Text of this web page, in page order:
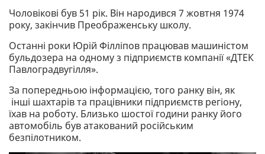
Чоловікові був 51 рік. Він народився 7 жовтня 1974
року, закінчив Преображенську школу.
Останні роки Юрій Філліпов працював машиністом
бульдозера на одному з підприємств компанії «ДТЕК
Павлоградвугілля».
За попередньою інформацією, того ранку він, як
інші шахтарів та працівники підприємств регіону,
їхав на роботу. Близько шостої години ранку його
автомобіль був атакований російським
безпілотником.